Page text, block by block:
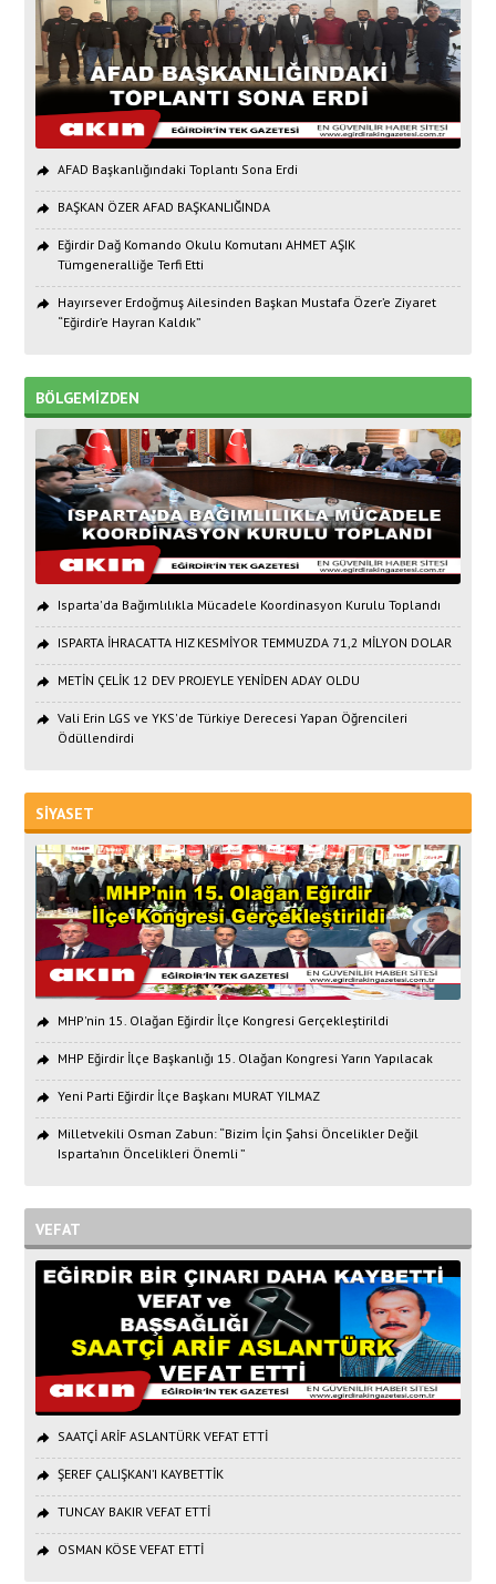
AFAD Başkanlığındaki Toplantı Sona Erdi
BAŞKAN ÖZER AFAD BAŞKANLIĞINDA
Eğirdir Dağ Komando Okulu Komutanı AHMET AŞIK
Tümgeneralliğe Terfi Etti
Hayırsever Erdoğmuş Ailesinden Başkan Mustafa Özer’e Ziyaret
“Eğirdir’e Hayran Kaldık”
BÖLGEMİZDEN
Isparta'da Bağımlılıkla Mücadele Koordinasyon Kurulu Toplandı
ISPARTA İHRACATTA HIZ KESMİYOR TEMMUZDA 71,2 MİLYON DOLAR
METİN ÇELİK 12 DEV PROJEYLE YENİDEN ADAY OLDU
Vali Erin LGS ve YKS'de Türkiye Derecesi Yapan Öğrencileri
Ödüllendirdi
SİYASET
MHP'nin 15. Olağan Eğirdir İlçe Kongresi Gerçekleştirildi
MHP Eğirdir İlçe Başkanlığı 15. Olağan Kongresi Yarın Yapılacak
Yeni Parti Eğirdir İlçe Başkanı MURAT YILMAZ
Milletvekili Osman Zabun: “Bizim İçin Şahsi Öncelikler Değil
Isparta’nın Öncelikleri Önemli ”
VEFAT
SAATÇİ ARİF ASLANTÜRK VEFAT ETTİ
ŞEREF ÇALIŞKAN’I KAYBETTİK
TUNCAY BAKIR VEFAT ETTİ
OSMAN KÖSE VEFAT ETTİ